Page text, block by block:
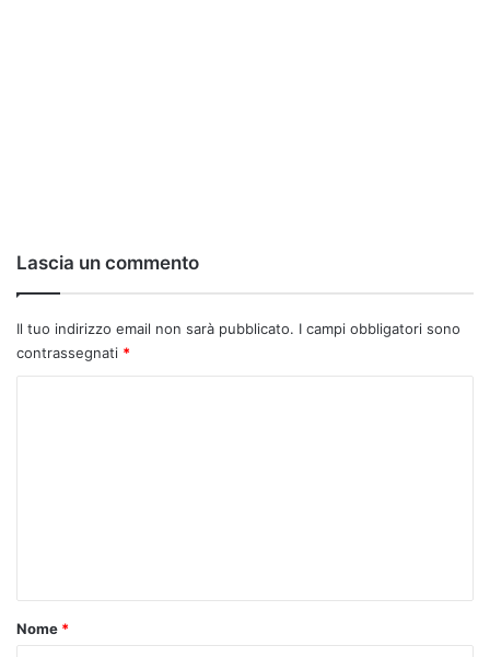
Lascia un commento
Il tuo indirizzo email non sarà pubblicato. I campi obbligatori sono
contrassegnati *
o
Nome *